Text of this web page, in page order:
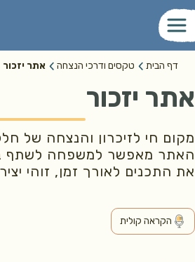
דף הבית טקסים ודרכי הנצחה אתר יזכור
אתר יזכור
מקום חי לזיכרון והנצחה של
האתר מאפשר למשפחה לשתף
את התכנים לאורך זמן, זוהי
הקראה קולית